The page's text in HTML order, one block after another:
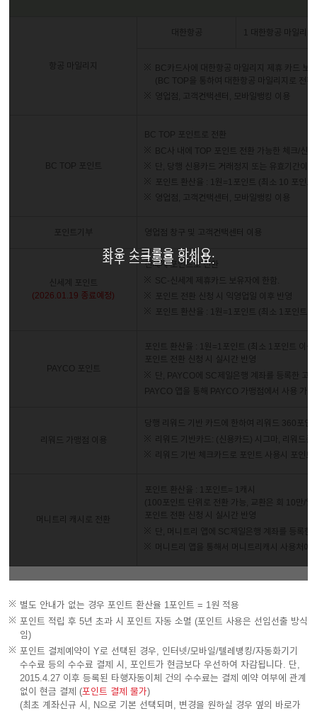
항공 마일리지
대한항공 1 대한항공 마일리
BC카드사에 대한항공 마일리지 제휴 카드 보
(BC TOP을 통하여 대한항공 마일리지로 전환
영업점, 고객컨택센터, 모바일뱅킹 이용
BC TOP 포인트
BC TOP 포인트로 전환
BC사 내에 TOP 포인트 전환 가능한 체크/신
단, 당행 신용카드 거래정지 또는 유효기간이
포인트 환산율 : 1원=1포인트 (최소 10 포인트
영업점, 고객컨택센터, 모바일뱅킹 이용
포인트기부 영업점 창구 및 고객컨택센터 이용
신세계 포인트
(2026.01.19 종료예정)
신세계 포인트로 전환
SC-신세계 제휴카드 보유자에 한함.
포인트 전환 신청 시 익영업일 이후 반영
포인트 환산율 : 1원=1포인트 (최소 1포인트
PAYCO 포인트
포인트 환산율 : 1원=1포인트 (최소 1포인트 이상
포인트 전환 신청 시 실시간 반영
단, PAYCO에 SC제일은행 계좌를 등록한 고
PAYCO 앱을 통해 PAYCO 가맹점에서 사용 가
리워드 가맹점 이용
당행 리워드 기반 카드에 한하여 리워드 360포
리워드 기반카드: (신용카드) 시그마, 리워드
리워드 기반 체크카드로 포인트 사용시 포인
머니트리 캐시로 전환
포인트 환산율 : 1포인트= 1캐시
(100포인트 단위로 전환 가능, 교환은 회 10만/
포인트 전환 신청 시 실시간 반영
단, 머니트리 앱에 SC제일은행 계좌를 등록한
머니트리 앱을 통해서 머니트리캐시 사용처에
좌우 스크롤을 하세요.
좌우 스크롤을 하세요.
별도 안내가 없는 경우 포인트 환산율 1포인트 = 1원 적용
포인트 적립 후 5년 초과 시 포인트 자동 소멸 (포인트 사용은 선입선출 방식
임)
포인트 결제예약이 Y로 선택된 경우, 인터넷/모바일/텔레뱅킹/자동화기기
수수료 등의 수수료 결제 시, 포인트가 현금보다 우선하여 차감됩니다. 단,
2015.4.27 이후 등록된 타행자동이체 건의 수수료는 결제 예약 여부에 관계
없이 현금 결제 (포인트 결제 불가)
(최초 계좌신규 시, N으로 기본 선택되며, 변경을 원하실 경우 옆의 바로가